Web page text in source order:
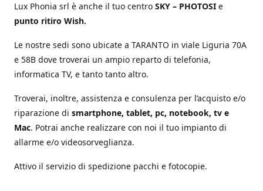
Lux Phonia srl è anche il tuo centro SKY – PHOTOSI e
punto ritiro Wish.
Le nostre sedi sono ubicate a TARANTO in viale Liguria 70A
e 58B dove troverai un ampio reparto di telefonia,
informatica TV, e tanto tanto altro.
Troverai, inoltre, assistenza e consulenza per l’acquisto e/o
riparazione di smartphone, tablet, pc, notebook, tv e
Mac. Potrai anche realizzare con noi il tuo impianto di
allarme e/o videosorveglianza.
Attivo il servizio di spedizione pacchi e fotocopie.